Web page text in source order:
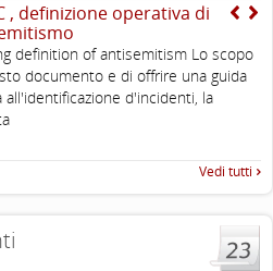
, definizione operativa di
definition of antisemitism Lo scopo
documento e di offrire una guida
all'identificazione d'incidenti, la
Vedi tutti